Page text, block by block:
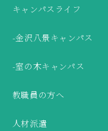
キャンパスライフ
-金沢八景キャンパス
-室の木キャンパス
教職員の方へ
人材派遣